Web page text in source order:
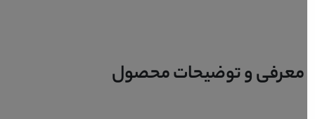
معرفی و توضیحات محصول